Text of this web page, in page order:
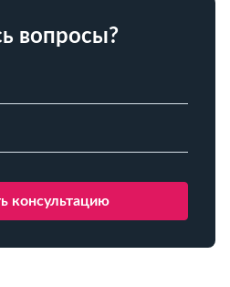
вопросы?